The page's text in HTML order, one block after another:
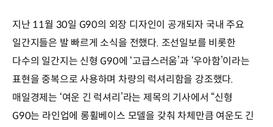
지난 11월 30일 G90의 외장 디자인이 공개되자 국내 주요
일간지들은 발 빠르게 소식을 전했다. 조선일보를 비롯한
다수의 일간지는 신형 G90에 ‘고급스러움’과 ‘우아함’이라는
표현을 중복으로 사용하며 차량의 럭셔리함을 강조했다.
매일경제는 ‘여운 긴 럭셔리’라는 제목의 기사에서 “신형
G90는 라인업에 롱휠베이스 모델을 갖춰 차체만큼 여운도 긴